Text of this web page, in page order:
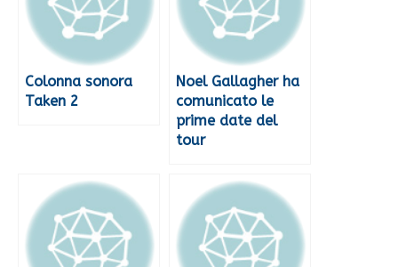
Colonna sonora
Taken 2
Noel Gallagher ha
comunicato le
prime date del
tour